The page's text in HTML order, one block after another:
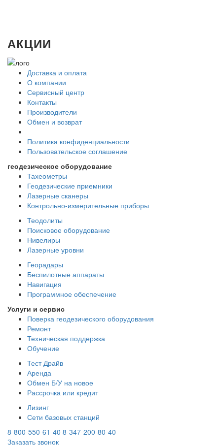
АКЦИИ
Доставка и оплата
О компании
Сервисный центр
Контакты
Производители
Обмен и возврат
Политика конфиденциальности
Пользовательское соглашение
геодезическое оборудование
Тахеометры
Геодезические приемники
Лазерные сканеры
Контрольно-измерительные приборы
Теодолиты
Поисковое оборудование
Нивелиры
Лазерные уровни
Георадары
Беспилотные аппараты
Навигация
Программное обеспечение
Услуги и сервис
Поверка геодезического оборудования
Ремонт
Техническая поддержка
Обучение
Тест Драйв
Аренда
Обмен Б/У на новое
Рассрочка или кредит
Лизинг
Сети базовых станций
8-800-550-61-40 8-347-200-80-40
Заказать звонок